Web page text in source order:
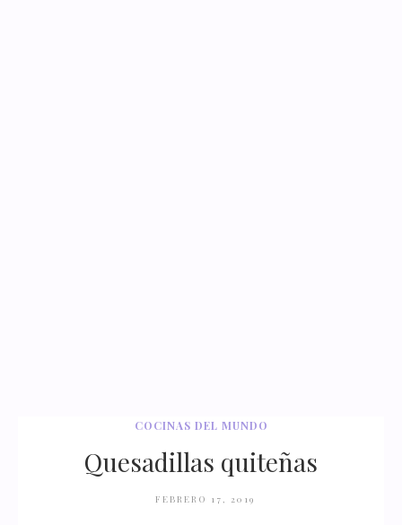
COCINAS DEL MUNDO
Quesadillas quiteñas
FEBRERO 17, 2019